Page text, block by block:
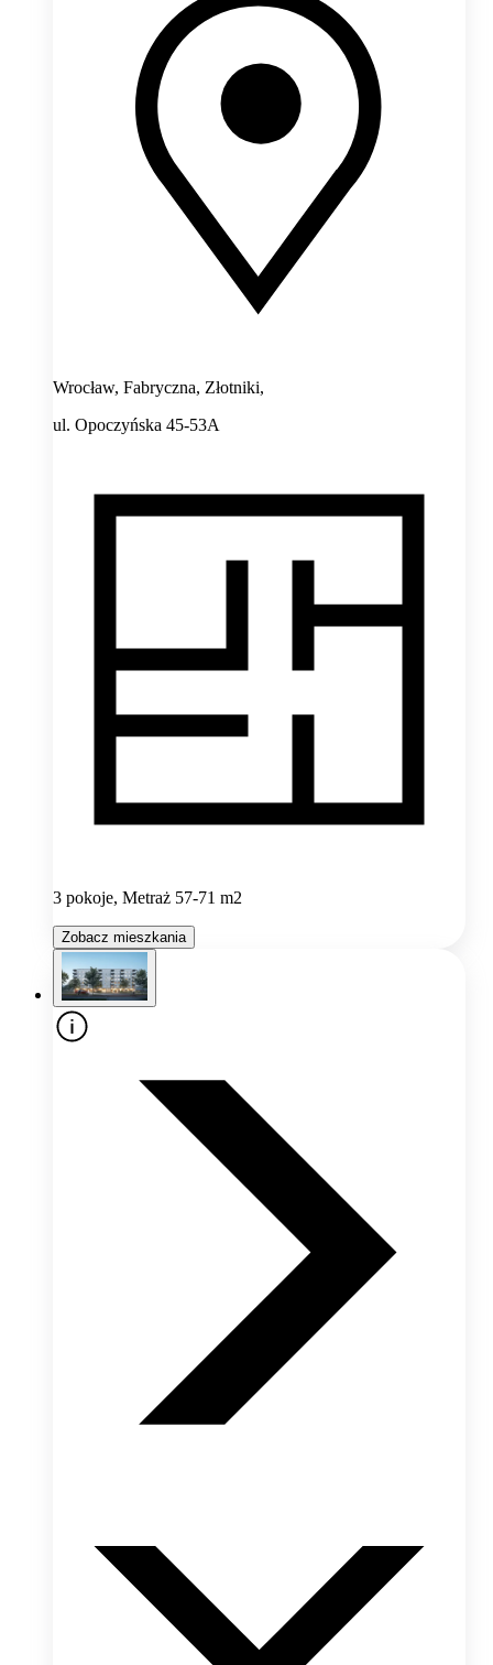
Wrocław, Fabryczna, Złotniki,
ul. Opoczyńska 45-53A
3 pokoje, Metraż 57-71 m2
Zobacz mieszkania